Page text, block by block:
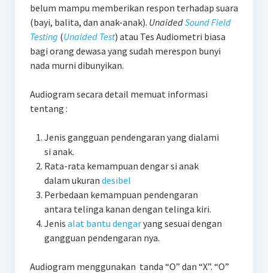
belum mampu memberikan respon terhadap suara
(bayi, balita, dan anak-anak). UnaidedSound Field
Testing (Unaided Test) atau Tes Audiometri biasa
bagi orang dewasa yang sudah merespon bunyi
nada murni dibunyikan.
Audiogram secara detail memuat informasi
tentang :
Jenis gangguan pendengaran yang dialami
si anak.
Rata-rata kemampuan dengar si anak
dalam ukuran desibel
Perbedaan kemampuan pendengaran
antara telinga kanan dengan telinga kiri.
Jenis alat bantu dengaryang sesuai dengan
gangguan pendengaran nya.
Audiogram menggunakan tanda “O” dan “X”. “O”